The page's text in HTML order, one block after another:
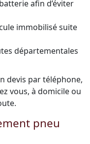
afin d’éviter
immobilisé suite
départementales
devis par téléphone,
vous, à domicile ou
pneu